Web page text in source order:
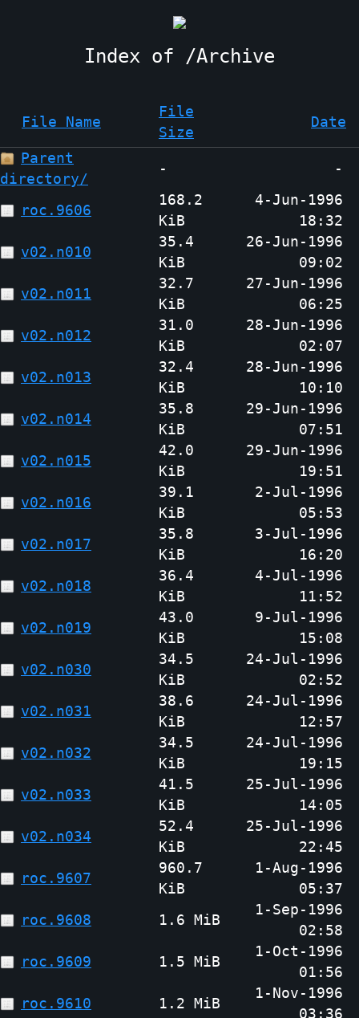
Archive
File Name
File
Size
Date
Parent
directory/
- -
roc.9606
168.2
KiB
4-Jun-1996
18:32
v02.n010
35.4
KiB
26-Jun-1996
09:02
v02.n011
32.7
KiB
27-Jun-1996
06:25
v02.n012
31.0
KiB
28-Jun-1996
02:07
v02.n013
32.4
KiB
28-Jun-1996
10:10
v02.n014
35.8
KiB
29-Jun-1996
07:51
v02.n015
42.0
KiB
29-Jun-1996
19:51
v02.n016
39.1
KiB
2-Jul-1996
05:53
v02.n017
35.8
KiB
3-Jul-1996
16:20
v02.n018
36.4
KiB
4-Jul-1996
11:52
v02.n019
43.0
KiB
9-Jul-1996
15:08
v02.n030
34.5
KiB
24-Jul-1996
02:52
v02.n031
38.6
KiB
24-Jul-1996
12:57
v02.n032
34.5
KiB
24-Jul-1996
19:15
v02.n033
41.5
KiB
25-Jul-1996
14:05
v02.n034
52.4
KiB
25-Jul-1996
22:45
roc.9607
960.7
KiB
1-Aug-1996
05:37
roc.9608
1.6 MiB
1-Sep-1996
02:58
roc.9609
1.5 MiB
1-Oct-1996
01:56
roc.9610
1.2 MiB
1-Nov-1996
03:36